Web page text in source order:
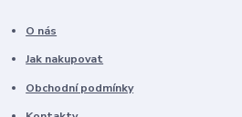
O nás
Jak nakupovat
Obchodní podmínky